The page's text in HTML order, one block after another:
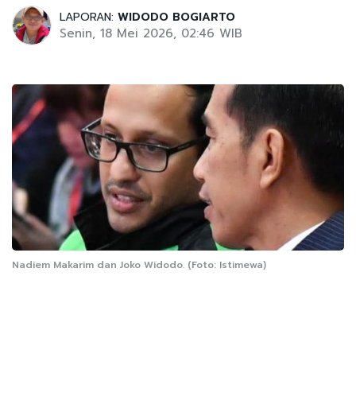
LAPORAN: WIDODO BOGIARTO
Senin, 18 Mei 2026, 02:46 WIB
Nadiem Makarim dan Joko Widodo. (Foto: Istimewa)